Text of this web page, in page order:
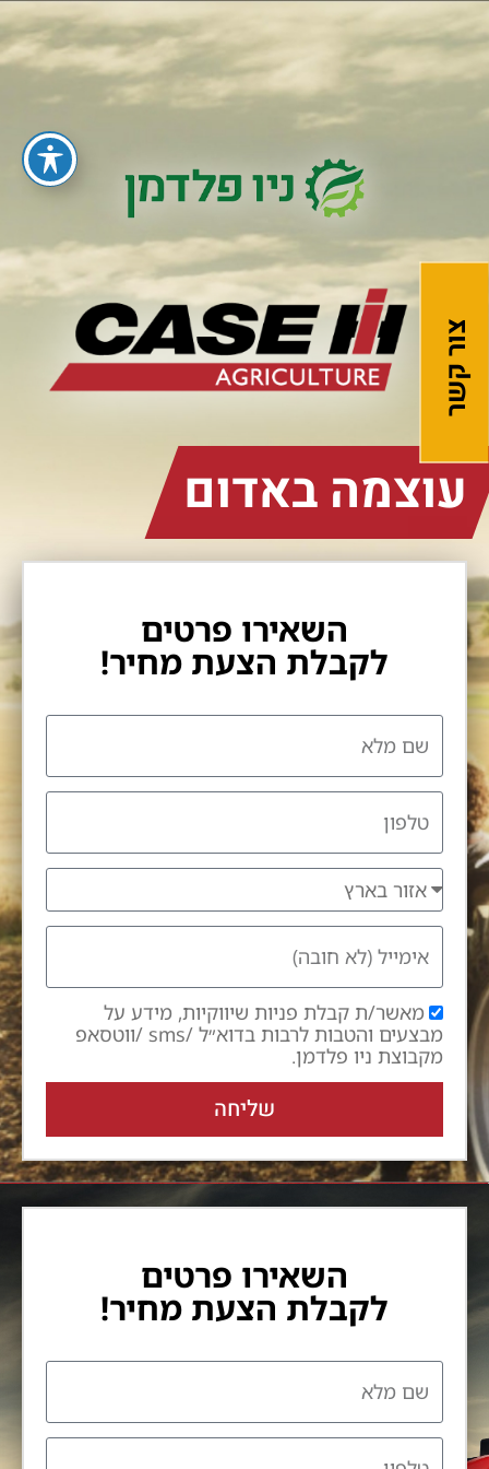
עוצמה באדום
השאירו פרטים
לקבלת הצעת מחיר!
מאשר/ת קבלת פניות שיווקיות, מידע על
מבצעים והטבות לרבות בדוא״ל /sms /ווטסאפ
מקבוצת ניו פלדמן.
שליחה
השאירו פרטים
לקבלת הצעת מחיר!
צור קשר